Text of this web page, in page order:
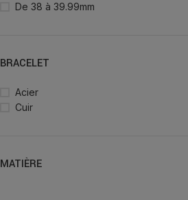
De 38 à 39.99mm
BRACELET
Acier
Cuir
MATIÈRE